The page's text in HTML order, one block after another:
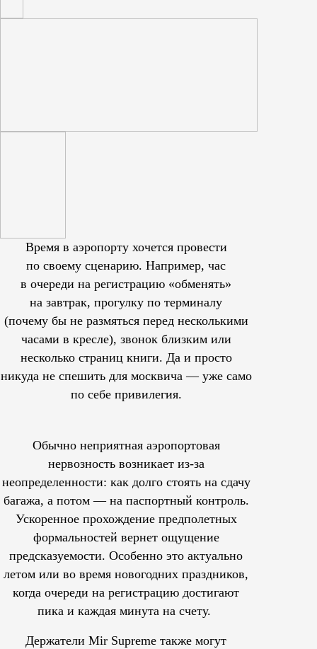
Время в аэропорту хочется провести
по своему сценарию. Например, час
в очереди на регистрацию «обменять»
на завтрак, прогулку по терминалу
(почему бы не размяться перед несколькими
часами в кресле), звонок близким или
несколько страниц книги. Да и просто
никуда не спешить для москвича — уже само
по себе привилегия.
Обычно неприятная аэропортовая
нервозность возникает из-за
неопределенности: как долго стоять на сдачу
багажа, а потом — на паспортный контроль.
Ускоренное прохождение предполетных
формальностей вернет ощущение
предсказуемости. Особенно это актуально
летом или во время новогодних праздников,
когда очереди на регистрацию достигают
пика и каждая минута на счету.
Держатели Mir Supreme также могут